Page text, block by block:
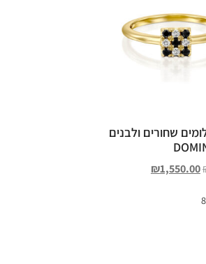
שחורים ולבנים
₪1,550.00
8